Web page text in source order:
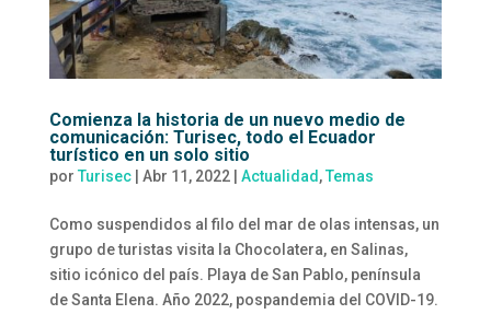
Comienza la historia de un nuevo medio de
comunicación: Turisec, todo el Ecuador
turístico en un solo sitio
por Turisec| Abr 11, 2022| Actualidad ,Temas
Como suspendidos al filo del mar de olas intensas, un
grupo de turistas visita la Chocolatera, en Salinas,
sitio icónico del país. Playa de San Pablo, península
de Santa Elena. Año 2022, pospandemia del COVID-19.